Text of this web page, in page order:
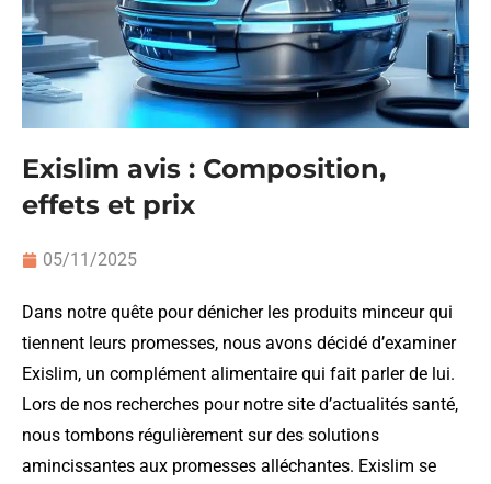
Exislim avis : Composition,
effets et prix
05/11/2025
Dans notre quête pour dénicher les produits minceur qui
tiennent leurs promesses, nous avons décidé d’examiner
Exislim, un complément alimentaire qui fait parler de lui.
Lors de nos recherches pour notre site d’actualités santé,
nous tombons régulièrement sur des solutions
amincissantes aux promesses alléchantes. Exislim se